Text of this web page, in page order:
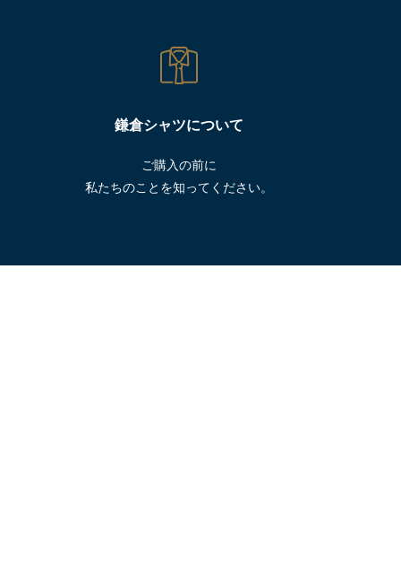
鎌倉シャツについて
ご購入の前に
私たちのことを知ってください。